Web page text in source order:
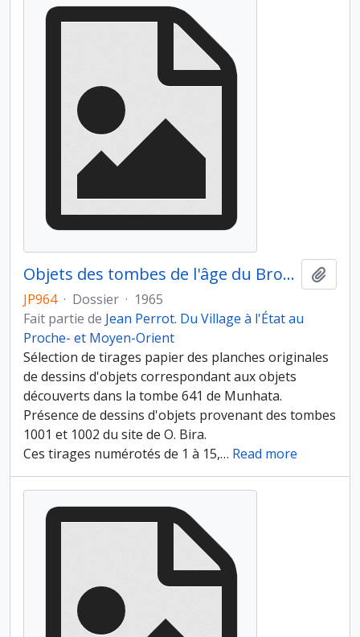
Objets des tombes de l'âge du Bronze
JP964 · Dossier · 1965
Fait partie de Jean Perrot. Du Village à l'État au
Proche- et Moyen-Orient
Sélection de tirages papier des planches originales
de dessins d'objets correspondant aux objets
découverts dans la tombe 641 de Munhata.
Présence de dessins d'objets provenant des tombes
1001 et 1002 du site de O. Bira.
Ces tirages numérotés de 1 à 15,… Read more